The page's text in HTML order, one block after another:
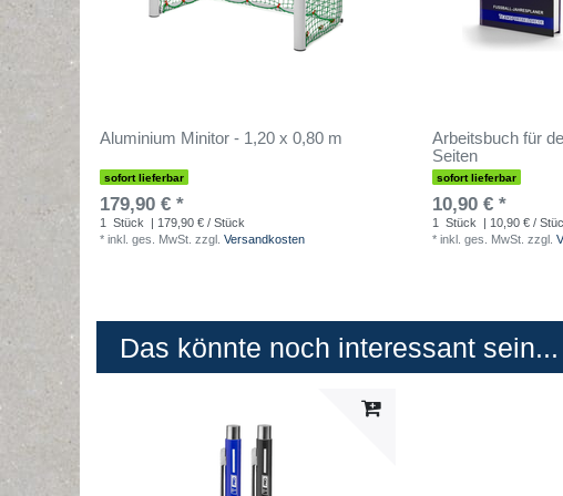
Aluminium Minitor - 1,20 x 0,80 m
sofort lieferbar
179,90 € *
1 Stück
| 179,90 € / Stück
* inkl. ges. MwSt. zzgl. Versandkosten
Arbeitsbuch für
Seiten
sofort lieferbar
10,90 € *
1 Stück
| 10,90 € /
* inkl. ges. MwSt. zzgl.
Das könnte noch interessant sein...